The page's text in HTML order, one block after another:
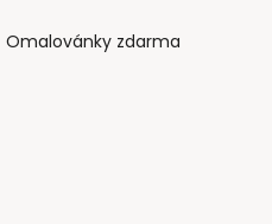
Omalovánky zdarma